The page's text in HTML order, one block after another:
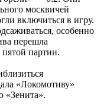
москвичей
включиться в игру.
особенно
перешла
партии.
«Локомотиву»
«Зенита».